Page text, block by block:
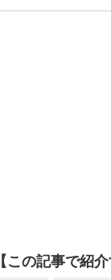
【この記事で紹